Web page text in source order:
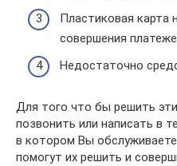
Пластиковая карта
совершения
Недостаточно
Для того что бы решить
позвонить или написать в
в котором Вы
помогут их решить и